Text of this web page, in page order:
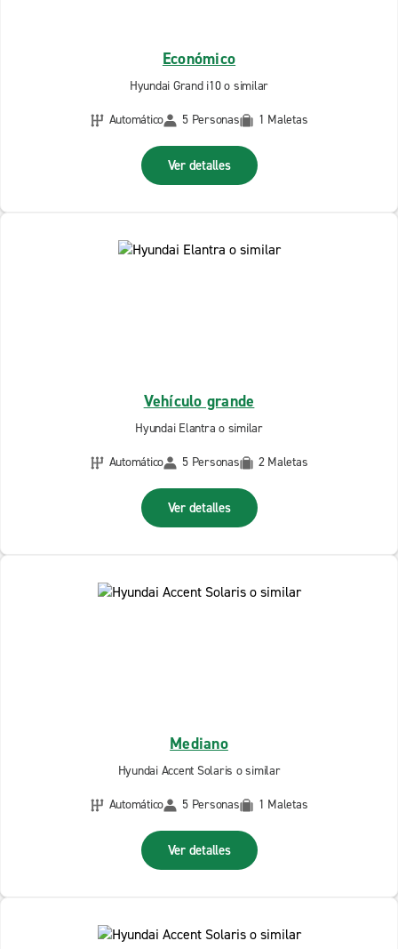
Económico
Hyundai Grand i10 o similar
Automático
5 Personas 1 Maletas
Ver detalles
Vehículo grande
Hyundai Elantra o similar
Automático
5 Personas 2 Maletas
Ver detalles
Mediano
Hyundai Accent Solaris o similar
Automático
5 Personas 1 Maletas
Ver detalles